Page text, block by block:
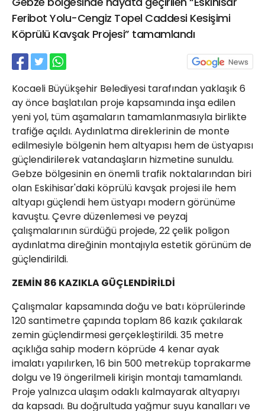
Feribot Yolu-Cengiz Topel Caddesi Kesişimi
Köprülü Kavşak Projesi” tamamlandı
Kocaeli Büyükşehir Belediyesi tarafından yaklaşık 6
ay önce başlatılan proje kapsamında inşa edilen
yeni yol, tüm aşamaların tamamlanmasıyla birlikte
trafiğe açıldı. Aydınlatma direklerinin de monte
edilmesiyle bölgenin hem altyapısı hem de üstyapısı
güçlendirilerek vatandaşların hizmetine sunuldu.
Gebze bölgesinin en önemli trafik noktalarından biri
olan Eskihisar'daki köprülü kavşak projesi ile hem
altyapı güçlendi hem üstyapı modern görünüme
kavuştu. Çevre düzenlemesi ve peyzaj
çalışmalarının sürdüğü projede, 22 çelik poligon
aydınlatma direğinin montajıyla estetik görünüm de
güçlendirildi.
ZEMİN 86 KAZIKLA GÜÇLENDİRİLDİ
Çalışmalar kapsamında doğu ve batı köprülerinde
120 santimetre çapında toplam 86 kazık çakılarak
zemin güçlendirmesi gerçekleştirildi. 35 metre
açıklığa sahip modern köprüde 4 kenar ayak
imalatı yapılırken, 16 bin 500 metreküp toprakarme
dolgu ve 19 öngerilmeli kirişin montajı tamamlandı.
Proje yalnızca ulaşım odaklı kalmayarak altyapıyı
da kapsadı. Bu doğrultuda yağmur suyu kanalları ve
21 Gölcük
02624132333